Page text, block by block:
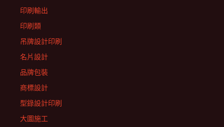
印刷輸出
印刷類
吊牌設計印刷
名片設計
品牌包裝
商標設計
型錄設計印刷
大圖施工